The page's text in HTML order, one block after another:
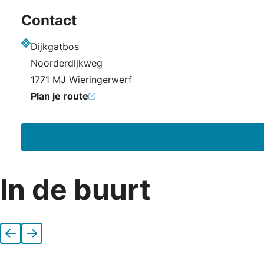
Contact
Adres
Dijkgatbos
Noorderdijkweg
1771 MJ Wieringerwerf
Plan je route
In de buurt
VorigeVolgende